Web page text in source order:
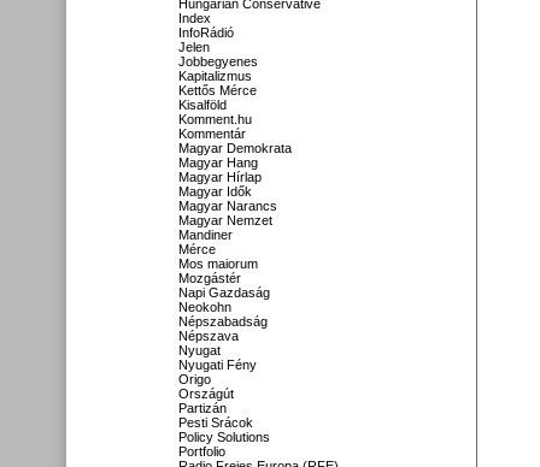
Hungarian Conservative
Index
InfoRádió
Jelen
Jobbegyenes
Kapitalizmus
Kettős Mérce
Kisalföld
Komment.hu
Kommentár
Magyar Demokrata
Magyar Hang
Magyar Hírlap
Magyar Idők
Magyar Narancs
Magyar Nemzet
Mandiner
Mérce
Mos maiorum
Mozgástér
Napi Gazdaság
Neokohn
Népszabadság
Népszava
Nyugat
Nyugati Fény
Origo
Országút
Partizán
Pesti Srácok
Policy Solutions
Portfolio